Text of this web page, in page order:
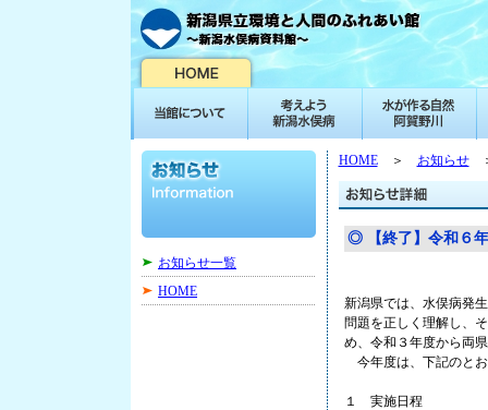
お知らせ一覧
HOME
HOME＞ お知らせ＞
◎ 【終了】令和６
新潟県では、水俣病発
問題を正しく理解し、
め、令和３年度から両
今年度は、下記のと
１ 実施日程